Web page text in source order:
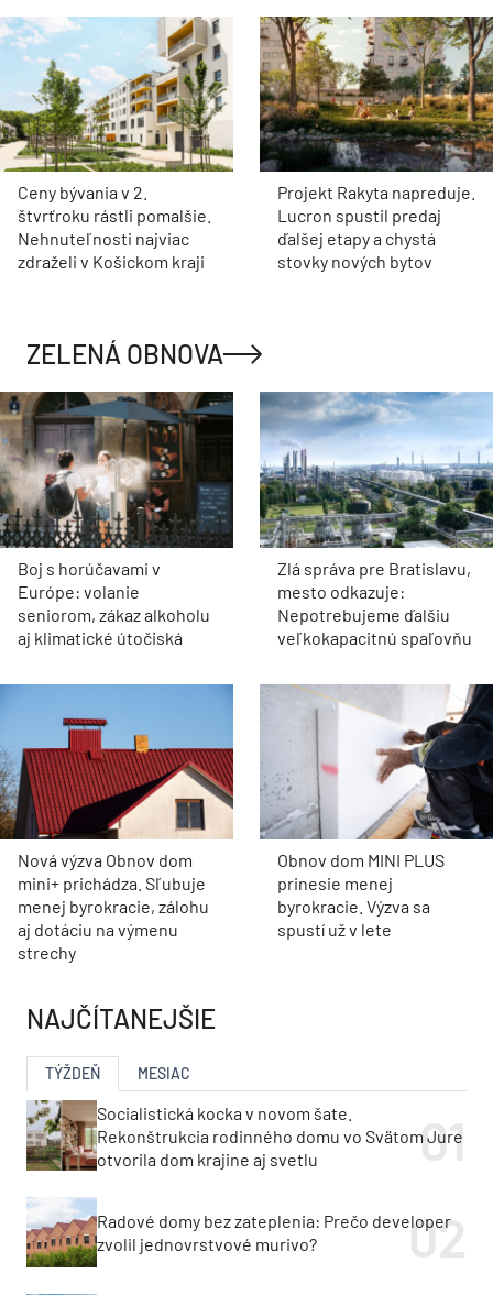
Historická radnica v
Prievoze čaká na obnovu.
Ružinov hľadá
zhotoviteľa rozsiahlej
obnovy
Jeden z posledných
svedkov starej Petržalky.
Získa citlivá
rekonštrukcia rodinného
domu cenu za
architektúru?
STAVEBNÍCTVO
Dva mosty v Trebišove sú
v havarijnom stave. Čaká
ich oprava spolu za 11,4
mil. eur
Akadémia praxe v
spoločnosti Klimak: Zo
školských lavíc rovno na
prestížne stavby
Filiálka nie je lokálny spor,
je to kapacitná otázka
železničného uzla
Bratislava
Historický viadukt v
Zürichu získal nové
mostné ložiská a
dilatačné závery
DEVELOPMENT
Nové bývanie pri Sĺňave.
Ardea Residence
prinesie do obce Banka
Električka na skok, les za
rohom. V Dúbravke